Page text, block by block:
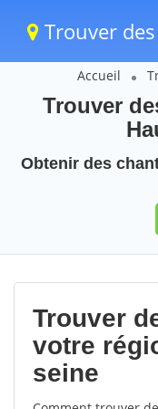
Trouver
Accueil
Trouver
Obtenir des
Trouver
votre
seine